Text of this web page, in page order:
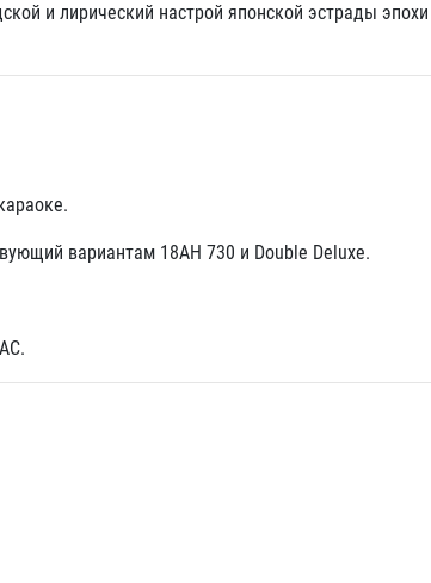
и лирический настрой японской эстрады
вариантам 18AH 730 и Double Deluxe.